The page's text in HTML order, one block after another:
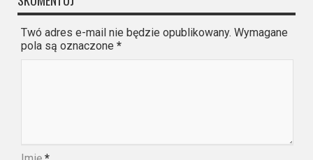
Twó adres e-mail nie będzie opublikowany. Wymagane
pola są oznaczone *